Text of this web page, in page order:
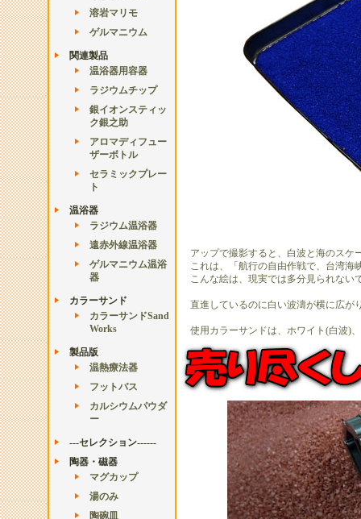
溶岩マリモ
ゲルマニウム
関連製品
温浴器用容器
ラジウムチップ
銀イオンスティッ
ク銀之助
アロマディフュー
ザーボトル
セラミックプレー
ト
温浴器
ラジウム温浴器
遠赤外線温浴器
ゲルマニウム温浴
器
カラーサンド
カラーサンドSand
Works
製品版
温熱療法器
フットバス
カルシウムパウダ
ー
---セレクション------
陶器・磁器
マグカップ
湯のみ
陶碗皿
アップで撮影すると、白波と海のスケ
これは、「航行の自由作戦で、台湾海
こんな絵は、現実では多分見られない
直進しているのに白い波濤が横に広が
使用カラーサンドは、ホワイト(白波)